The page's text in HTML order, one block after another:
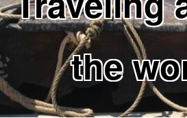
the